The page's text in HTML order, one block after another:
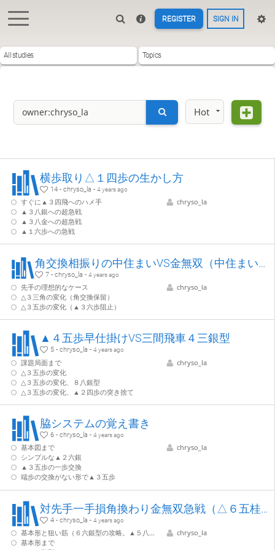
REGISTER SIGN IN
All studies Topics
Hot
横歩取り△１四歩の生かし方
14 - chryso_la -4 years ago
すぐに▲３四飛へのハメ手
▲３八銀への超急戦
▲３八金への超急戦
▲１六歩への急戦
chryso_la
角交換相振りの中住まいVS金無双（中住まいの成功例）
7 - chryso_la -4 years ago
先手の理想的なケース
△３三角の変化（角交換保留）
△３五歩の変化（▲３六歩阻止）
chryso_la
▲４五歩早仕掛けVS三間飛車４三銀型
5 - chryso_la -4 years ago
課題局面まで
△３五歩の変化
△３五歩の変化、８八銀型
△３五歩の変化、▲２四歩の突き捨て
chryso_la
脇システムの覚え書き
6 - chryso_la -4 years ago
基本図まで
シンプルな▲２六銀
▲３五歩の一歩交換
端歩の交換がない形で▲３五歩
chryso_la
対先手一手損角換わり金無双急戦（△６五桂）
4 - chryso_la - 4 years ago
基本形と狙い筋（６六銀型の攻略。▲５八金の変化と▲７九玉の変化）
基本形まで
chryso_la